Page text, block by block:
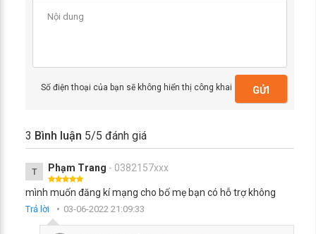
Số điện thoại của bạn sẽ không hiển thị công khai GỬI
3 Bình luận 5/5 đánh giá
T Phạm Trang - 0382157xxx
mình muốn đăng kí mạng cho bố mẹ bạn có hỗ trợ không
Trả lời 03-06-2022 21:09:33